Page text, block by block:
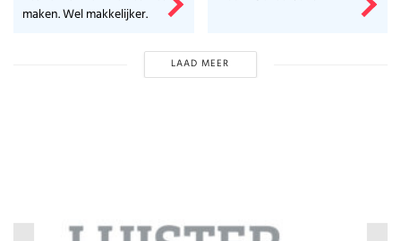
maken. Wel makkelijker.
LAAD MEER